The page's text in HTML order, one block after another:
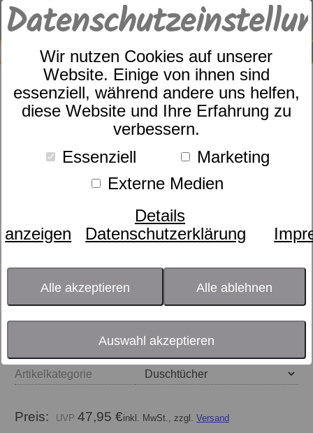
Wir nutzen Cookies auf unserer
Website. Einige von ihnen sind
essenziell, während andere uns helfen,
diese Website und Ihre Erfahrung zu
verbessern.
Essenziell
Marketing
Externe Medien
Details
anzeigen
Datenschutzerklärung
Alle akzeptieren Alle ablehnen
Auswahl akzeptieren
SUCHE
0
Frottierserie Two-Tone Leo
Artikelkategorie
Preis: 47,95 €inkl. MwSt., zzgl. Versand